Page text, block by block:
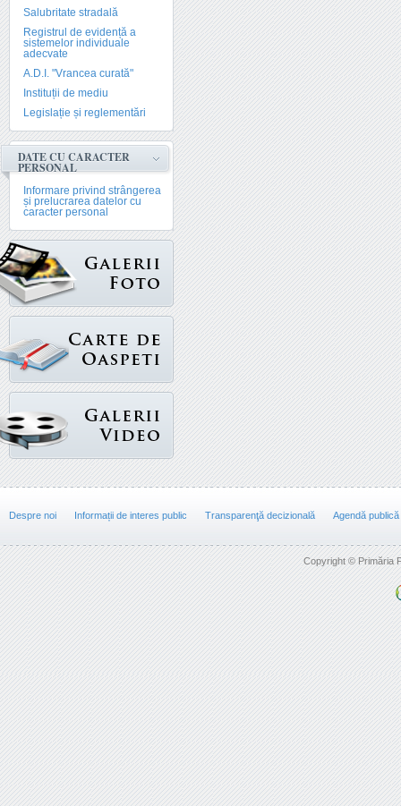
Salubritate stradală
Registrul de evidență a
sistemelor individuale
adecvate
A.D.I. "Vrancea curată"
Instituții de mediu
Legislație și reglementări
DATE CU CARACTER
PERSONAL
Informare privind strângerea
și prelucrarea datelor cu
caracter personal
Despre noi Informații de interes public Transparenţă decizională Agendă publică
Copyright © Primăria